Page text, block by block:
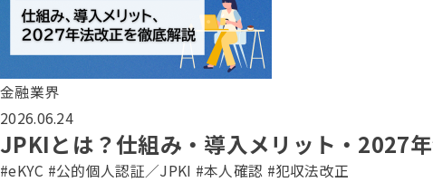
金融業界
2026.06.24
JPKIとは？仕組み・導入メリット・2027
#eKYC #公的個人認証／JPKI #本人確認 #犯収法改正